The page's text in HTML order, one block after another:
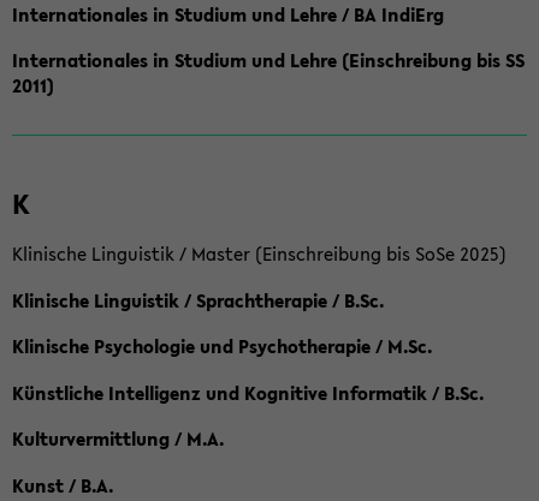
Internationales in Studium und Lehre / BA IndiErg
Internationales in Studium und Lehre (Einschreibung bis SS
2011)
K
Klinische Linguistik / Master (Einschreibung bis SoSe 2025)
Klinische Linguistik / Sprachtherapie / B.Sc.
Klinische Psychologie und Psychotherapie / M.Sc.
Künstliche Intelligenz und Kognitive Informatik / B.Sc.
Kulturvermittlung / M.A.
Kunst / B.A.